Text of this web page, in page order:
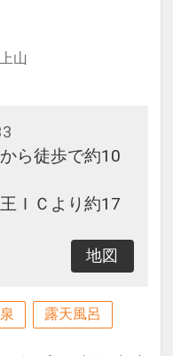
山
ら徒歩で約10
ＩＣより約17
地図
露天風呂